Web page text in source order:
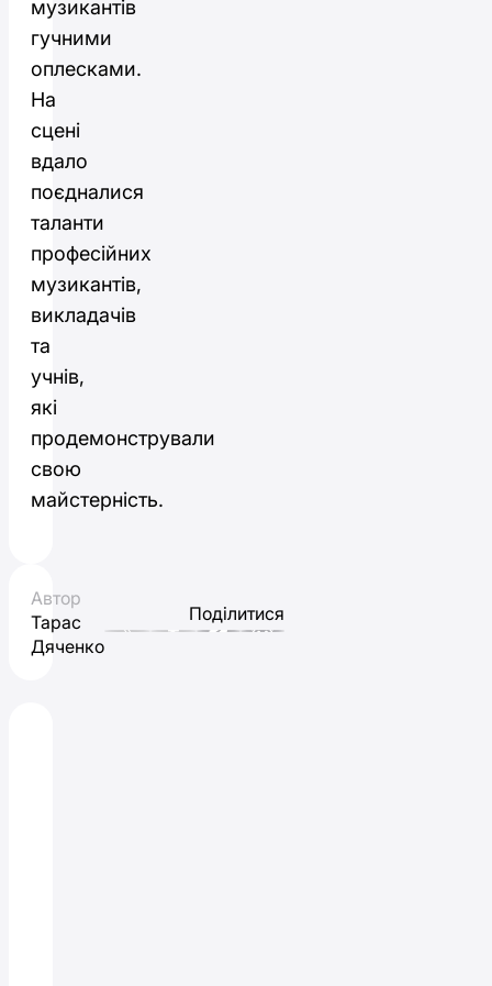
музикантів
гучними
оплесками.
На
сцені
вдало
поєдналися
таланти
професійних
музикантів,
викладачів
та
учнів,
які
продемонстрували
свою
майстерність.
Автор
Тарас
Дяченко
Поділитися